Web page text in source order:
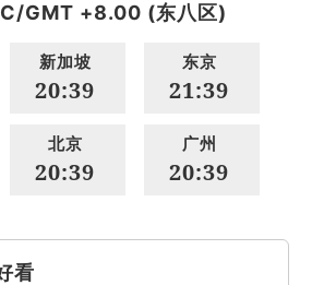
GMT +8.00 (东八区)
新加坡
20:39
东京
21:39
北京
20:39
广州
20:39
看